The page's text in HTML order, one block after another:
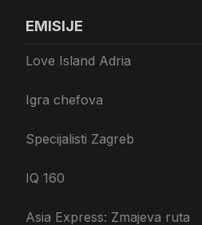
EMISIJE
Love Island Adria
Igra chefova
Specijalisti Zagreb
IQ 160
Asia Express: Zmajeva ruta